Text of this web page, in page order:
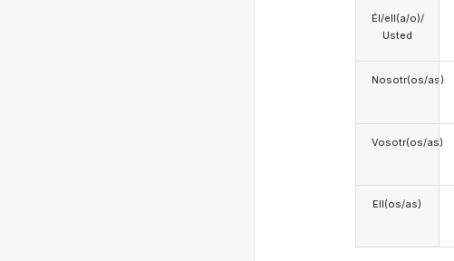
Él/ell(a/o)/
Usted
Nosotr(os/as)
Vosotr(os/as)
Ell(os/as)